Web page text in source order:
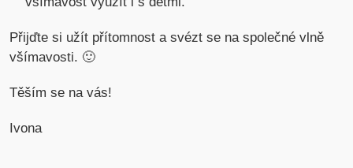
Přijďte si užít přítomnost a svézt se na společné vlně
všímavosti. 🙂
Těším se na vás!
Ivona